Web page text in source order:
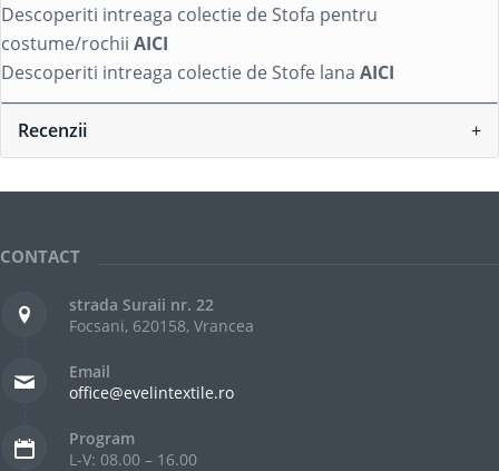
Descoperiti intreaga colectie de Stofa pentru
costume/rochii AICI
Descoperiti intreaga colectie de Stofe lana AICI
Recenzii
CONTACT
strada Suraii nr. 22
Focsani, 620158, Vrancea
Email
office@evelintextile.ro
Program
L-V: 08.00 – 16.00